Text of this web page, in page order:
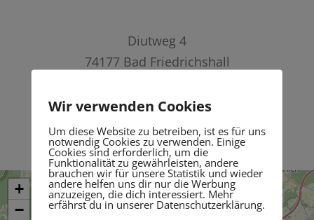
Diutweg 4
74177 Bad Friedrichshall
Telefon:
07136 9649614
+
−
Wir verwenden Cookies
Um diese Website zu betreiben, ist es für uns
notwendig Cookies zu verwenden. Einige
Cookies sind erforderlich, um die
Funktionalität zu gewährleisten, andere
brauchen wir für unsere Statistik und wieder
andere helfen uns dir nur die Werbung
anzuzeigen, die dich interessiert. Mehr
erfährst du in unserer Datenschutzerklärung.